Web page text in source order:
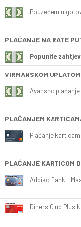
Pouzećem u
PLAĆANJE NA RATE
Popunite zahtjev
VIRMANSKOM UPLATOM
Avansno
PLAĆANJEM
Plaćanje
PLAĆANJE KARTICOM
Addiko Bank -
Diners Club Plus